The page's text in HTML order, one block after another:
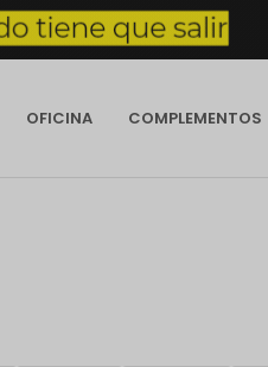
OFICINA COMPLEMENTOS